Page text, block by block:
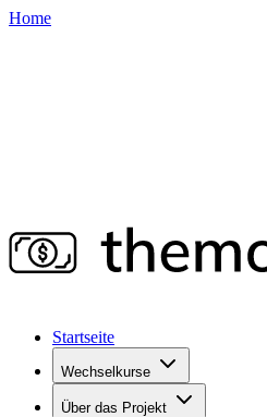
Home
Startseite
Wechselkurse
Über das Projekt